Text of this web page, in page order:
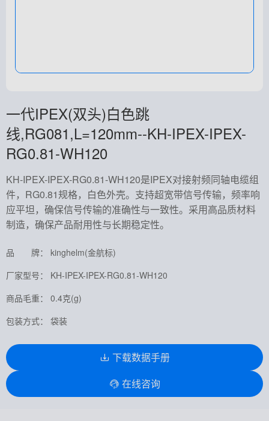
一代IPEX(双头)白色跳
线,RG081,L=120mm--KH-IPEX-IPEX-
RG0.81-WH120
KH-IPEX-IPEX-RG0.81-WH120是IPEX对接射频同轴电缆组
件，RG0.81规格，白色外壳。支持超宽带信号传输，频率响
应平坦，确保信号传输的准确性与一致性。采用高品质材料
制造，确保产品耐用性与长期稳定性。
品 牌： kinghelm(金航标)
厂家型号： KH-IPEX-IPEX-RG0.81-WH120
商品毛重： 0.4克(g)
包装方式： 袋装
下载数据手册
在线咨询